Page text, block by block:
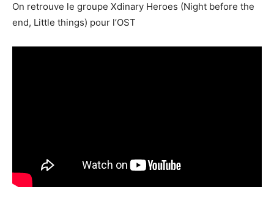
On retrouve le groupe Xdinary Heroes (Night before the
end, Little things) pour l’OST